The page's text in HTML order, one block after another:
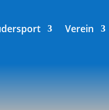
Verein